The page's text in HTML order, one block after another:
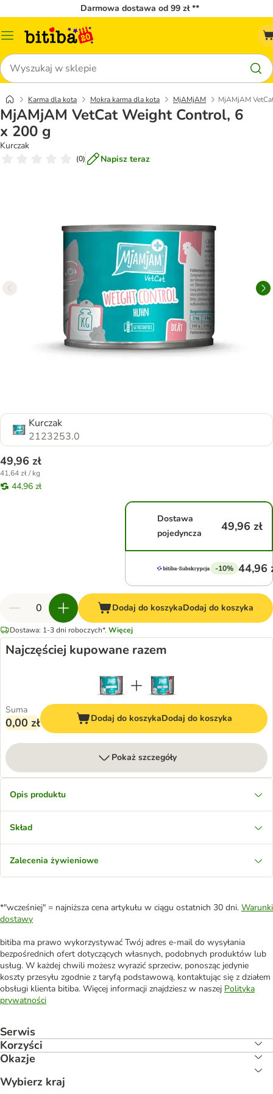
Darmowa dostawa od 99 zł **
Menu
Szukaj
Karma dla kota Mokra karma dla kota MjAMjAM MjAMjAM
MjAMjAM VetCat Weight Control, 6
x 200 g
Kurczak
(0) Napisz teraz
Kurczak
2123253.0
49,96 zł
41,64 zł / kg
44,96 zł
Dostawa
pojedyncza
49,96 zł
-10% 44,96
Dodaj do koszykaDodaj do koszyka
Dostawa: 1-3 dni roboczych*. Więcej
Najczęściej kupowane razem
Suma
0,00 zł Dodaj do koszykaDodaj do koszyka
Pokaż szczegóły
Opis produktu
Skład
Zalecenia żywieniowe
*"wcześniej" = najniższa cena artykułu w ciągu ostatnich 30 dni. Warunki
dostawy
bitiba ma prawo wykorzystywać Twój adres e-mail do wysyłania
bezpośrednich ofert dotyczących własnych, podobnych produktów lub
usług. W każdej chwili możesz wyrazić sprzeciw, ponosząc jedynie
koszty przesyłu zgodnie z taryfą podstawową, kontaktując się z działem
obsługi klienta bitiba. Więcej informacji znajdziesz w naszej Polityka
prywatności
Serwis
Korzyści
Okazje
Wybierz kraj